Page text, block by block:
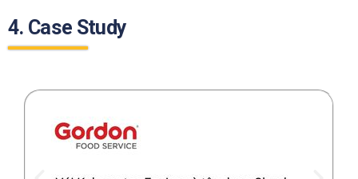
4. Case Study